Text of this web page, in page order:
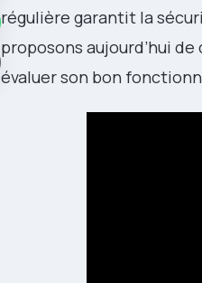
régulière garantit la
proposons aujourd’hui
évaluer son bon